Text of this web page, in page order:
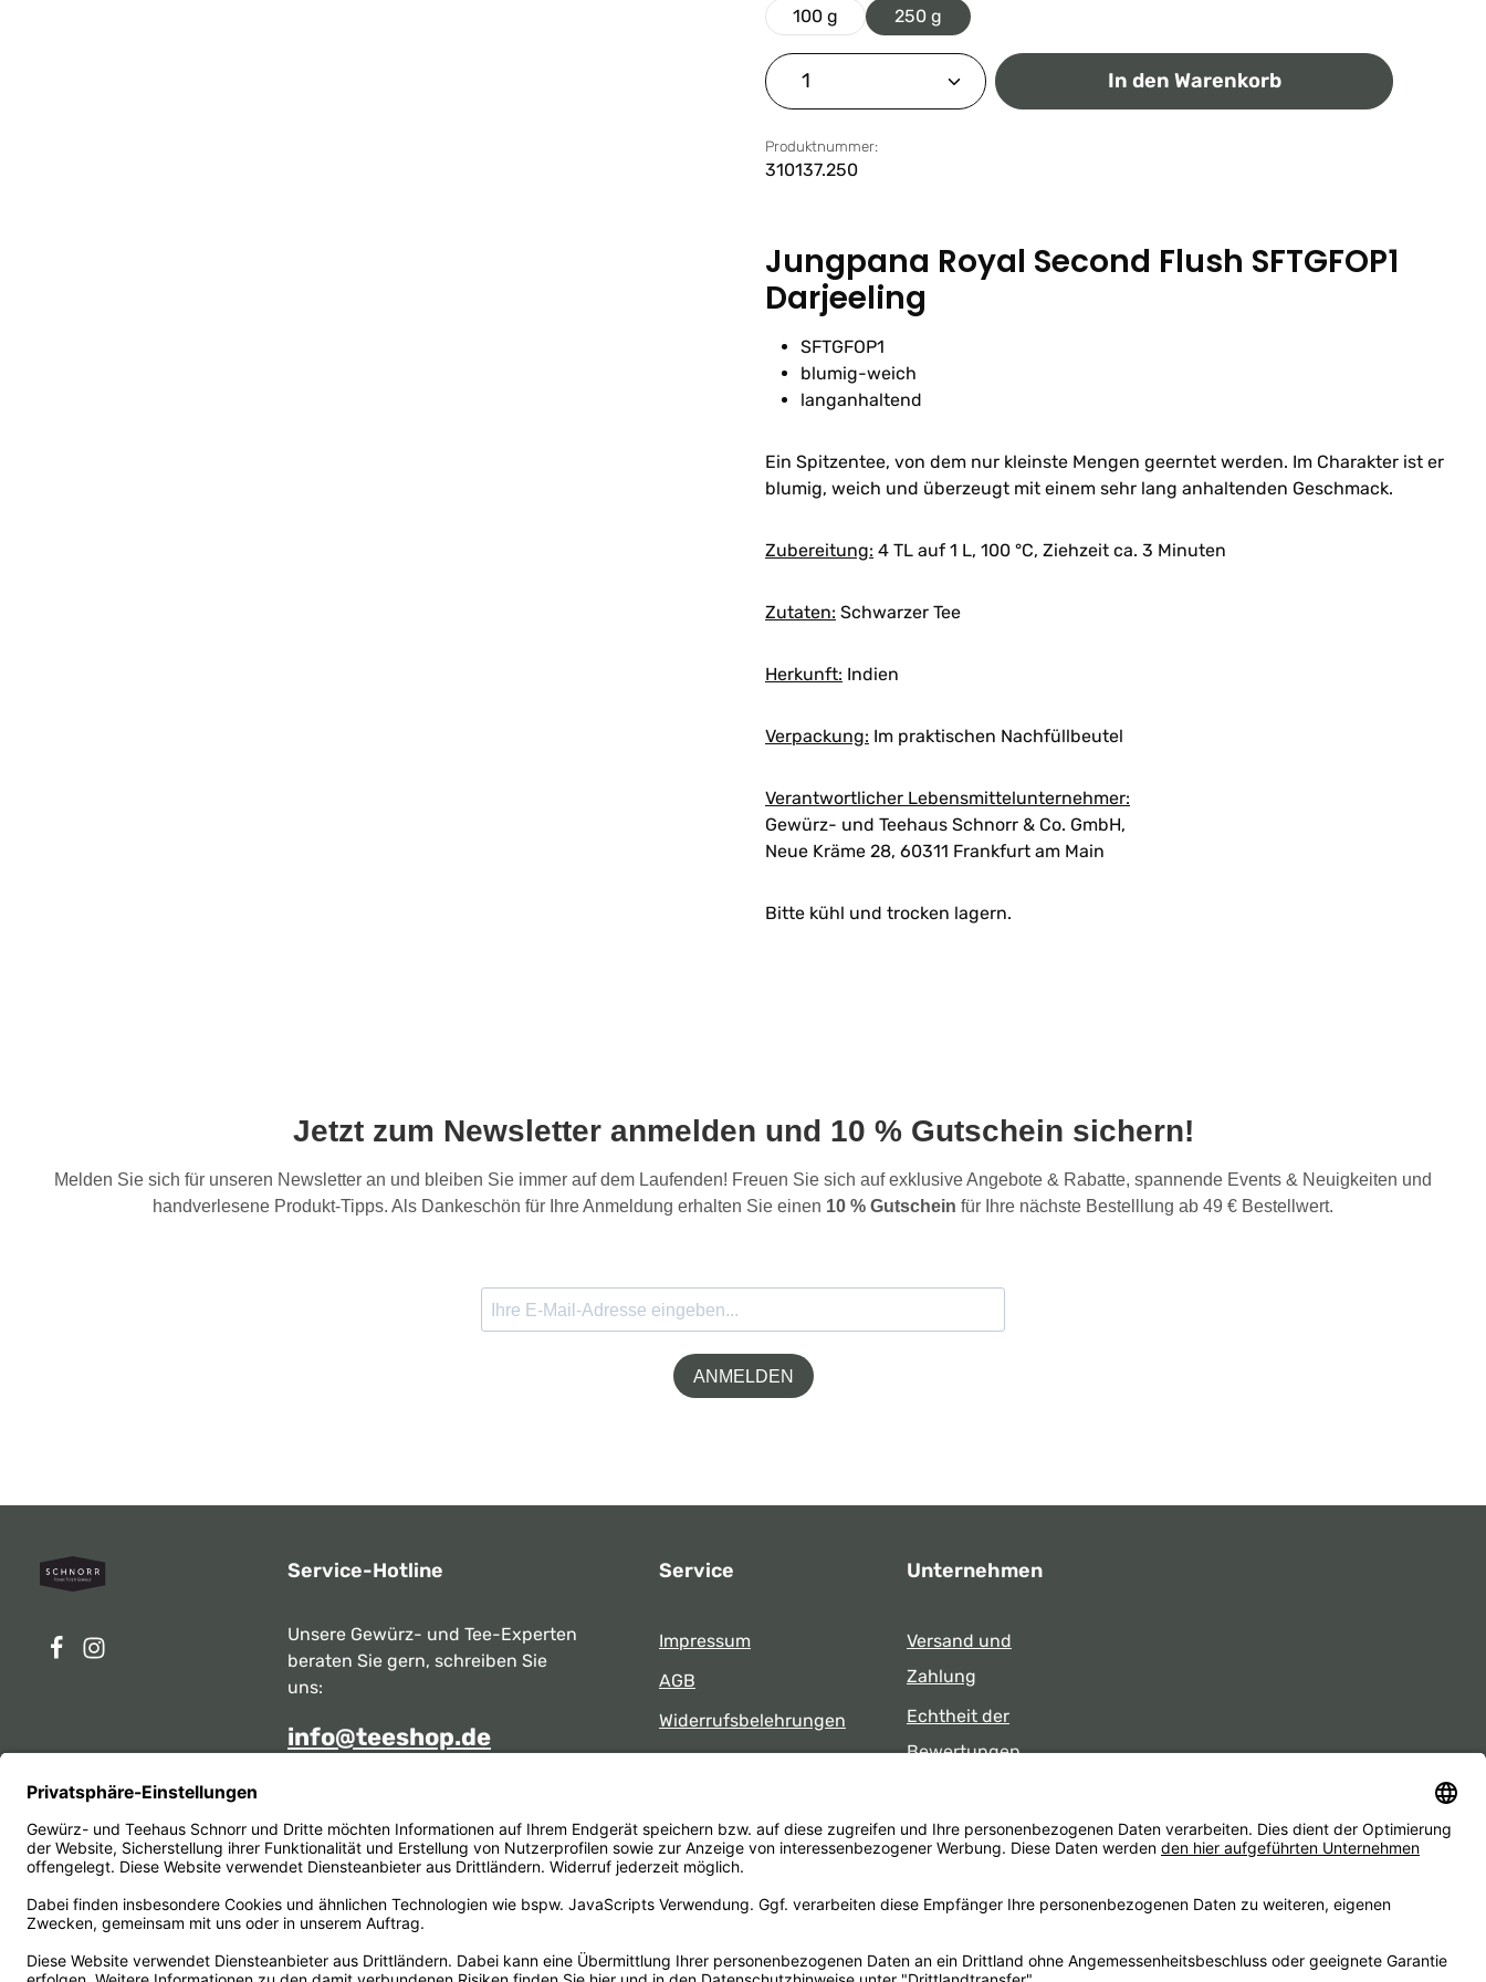
100 g
250 g
Produkt Anzahl: Gib den gewünschten Wert ein oder
In den Warenkorb
Produktnummer:
310137.250
Jungpana Royal Second Flush SFTGFOP1
Darjeeling
SFTGFOP1
blumig-weich
langanhaltend
Ein Spitzentee, von dem nur kleinste Mengen geerntet werden. Im Charakter ist er
blumig, weich und überzeugt mit einem sehr lang anhaltenden Geschmack.
Zubereitung: 4 TL auf 1 L, 100 °C, Ziehzeit ca. 3 Minuten
Zutaten: Schwarzer Tee
Herkunft: Indien
Verpackung: Im praktischen Nachfüllbeutel
Verantwortlicher Lebensmittelunternehmer:
Gewürz- und Teehaus Schnorr & Co. GmbH,
Neue Kräme 28, 60311 Frankfurt am Main
Bitte kühl und trocken lagern.
Jetzt zum Newsletter anmelden und 10 % Gutschein sichern!
Melden Sie sich für unseren Newsletter an und bleiben Sie immer auf dem Laufenden! Freuen Sie sich auf exklusive Angebote & Rabatte, spannende Events & Neuigkeiten und
handverlesene Produkt-Tipps. Als Dankeschön für Ihre Anmeldung erhalten Sie einen 10 % Gutschein für Ihre nächste Bestelllung ab 49 € Bestellwert.
ANMELDEN
Service-Hotline
Unsere Gewürz- und Tee-Experten
beraten Sie gern, schreiben Sie
uns:
info@teeshop.de
Mo - Sa zwischen 10:00 - 17:00 Uhr
unter:
Service
Impressum
AGB
Widerrufsbelehrungen
Datenschutz
Unternehmen
Versand und
Zahlung
Echtheit der
Bewertungen
Laden